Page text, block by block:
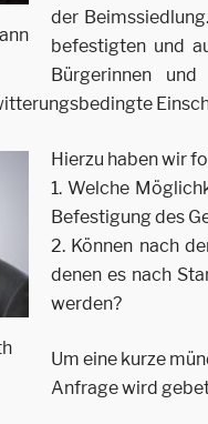
der
befestigten und
Bürgerinnen
Hierzu haben wir
1. Welche
Befestigung des
2. Können nach
denen es nach
werden?
Um eine kurze
Anfrage wird